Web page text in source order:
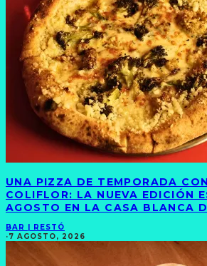
UNA PIZZA DE TEMPORADA
COLIFLOR: LA NUEVA EDICIÓN
AGOSTO EN LA CASA BLANCA
BAR | RESTÓ
·7 AGOSTO, 2026